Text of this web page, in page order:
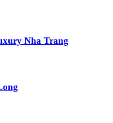
Nha Trang